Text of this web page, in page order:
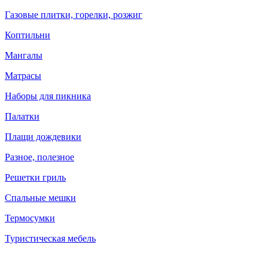
Газовые плитки, горелки, розжиг
Коптильни
Мангалы
Матрасы
Наборы для пикника
Палатки
Плащи дождевики
Разное, полезное
Решетки гриль
Спальные мешки
Термосумки
Туристическая мебель